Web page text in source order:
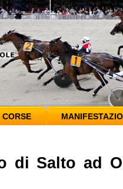
CORSE
di Salto ad